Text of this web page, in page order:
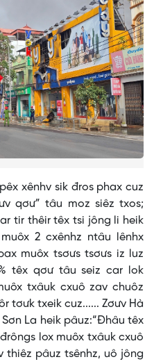
xênhv sik đros phax cuz
qơư” tâu moz siêz txos;
tir thêir têx tsi jông li heik
2 cxênhz ntâu lênhx
muôx tsơưs tsơưs iz luz
têx qơư tâu seiz car lok
txâuk cxuô zav chuôz
tơưk txeik cuz...... Zơưv Hà
La heik pâuz:“Đhâu têx
lox muôx txâuk cxuô
thiêz pâuz tsênhz, uô jông